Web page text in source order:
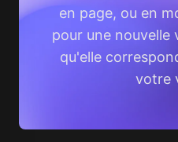
en page, ou en
pour une nouvelle
qu'elle
votre